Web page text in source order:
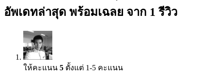
อัพเดทล่าสุด พร้อมเฉลย จาก 1 รีวิว
ให้คะแนน 5 ตั้งแต่ 1-5 คะแนน